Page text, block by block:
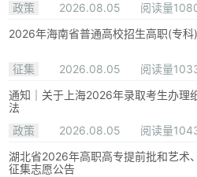
政策 2026.08.05
阅读量
2026年海南省普通高校招生高职(专
征集 2026.08.05
阅读量
通知｜关于上海2026年录取考生办理
法
政策
2026.08.05
阅读量
湖北省2026年高职高专提前批和艺术
征集志愿公告